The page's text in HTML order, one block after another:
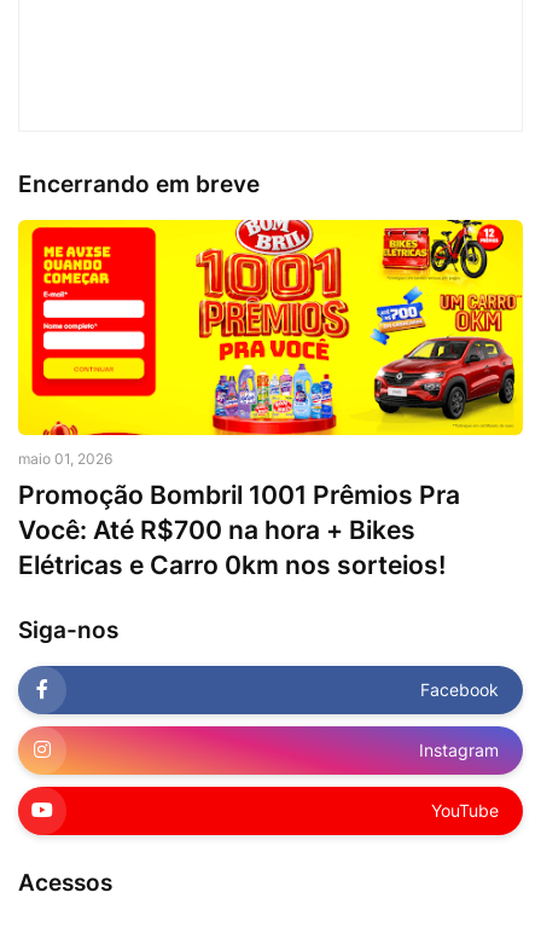
Encerrando em breve
maio 01, 2026
Promoção Bombril 1001 Prêmios Pra
Você: Até R$700 na hora + Bikes
Elétricas e Carro 0km nos sorteios!
Siga-nos
Facebook
Instagram
YouTube
Acessos